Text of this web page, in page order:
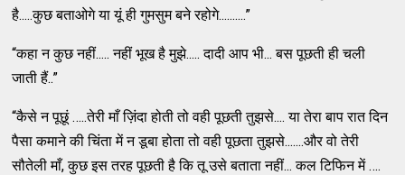
है.....कुछ बताओगे या यूं ही गुमसुम बने रहोगे..........”
“कहा न कुछ नहीं..... नहीं भूख है मुझे..... दादी आप भी... बस पूछती ही चली
जाती हैं..”
“कैसे न पूछूं …..तेरी माँ ज़िंदा होती तो वही पूछती तुझसे.... या तेरा बाप रात दिन
पैसा कमाने की चिंता में न डूबा होता तो वही पूछता तुझसे.......और वो तेरी
सौतेली माँ, कुछ इस तरह पूछती है कि तू उसे बताता नहीं... कल टिफिन में ….